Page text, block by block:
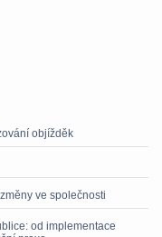
objížděk
ve společnosti
od implementace